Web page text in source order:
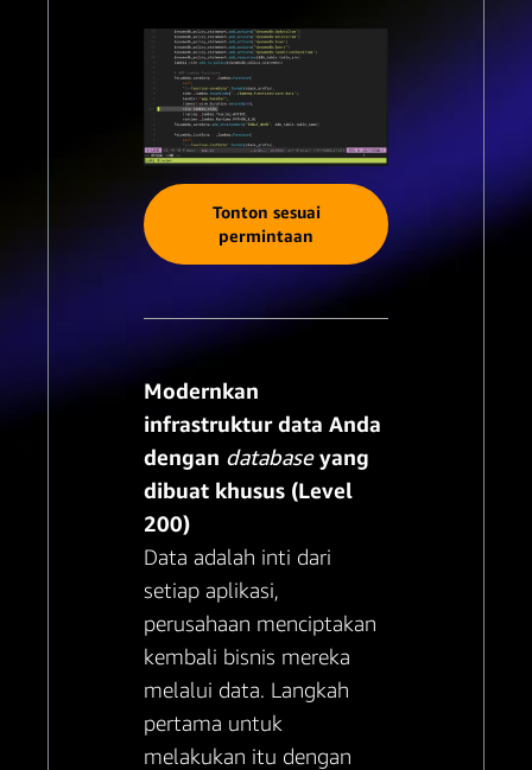
Tonton sesuai
permintaan
Modernkan
infrastruktur data Anda
dengan databaseyang
dibuat khusus (Level
200)
Data adalah inti dari
setiap aplikasi,
perusahaan menciptakan
kembali bisnis mereka
melalui data. Langkah
pertama untuk
melakukan itu dengan